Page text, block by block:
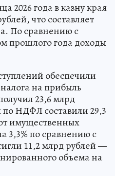
2026 года в казну края
что составляет
По сравнению с
прошлого года доходы
обеспечили
на прибыль
23,6 млрд
по НДФЛ составили 29,3
имущественных
3,3% по сравнению с
11,2 млрд рублей —
объема на